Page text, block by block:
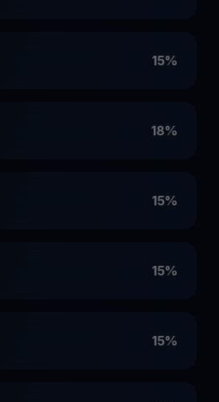
15%
18%
15%
15%
15%